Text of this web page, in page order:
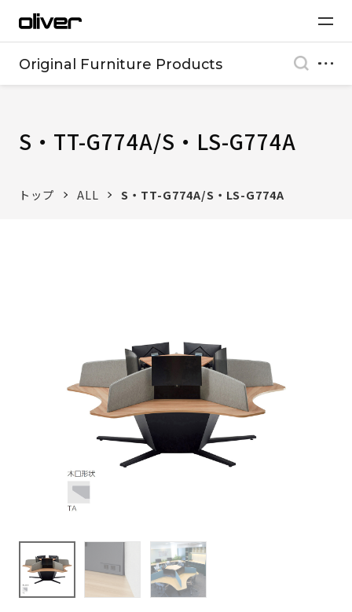
Original Furniture Products
S・TT-G774A/S・LS-G774A
トップ ALL S・TT-G774A/S・LS-G774A